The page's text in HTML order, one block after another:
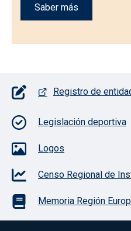
Saber más
Pie de página con
Registro de
Legislación deportiva
Logos
Censo Regional de
Memoria Región